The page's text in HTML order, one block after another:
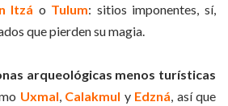
Itzá o Tulum: sitios imponentes, sí,
que pierden su magia.
arqueológicas menos turísticas
Uxmal, Calakmul y Edzná, así que